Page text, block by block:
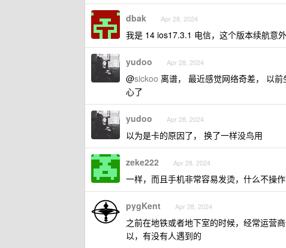
dbak Apr 28, 2024
我是 14 ios17.3.1 电信，这个版本续航意
yudoo Apr 28, 2024
@sickoo 离谱， 最近感觉网络奇差， 以
心了
yudoo Apr 28, 2024
以为是卡的原因了， 换了一样没鸟用
zeke222 Apr 28, 2024
一样，而且手机非常容易发烫，什么不操
pygKent Apr 28, 2024
之前在地铁或者地下室的时候，经常运营
以，有没有人遇到的